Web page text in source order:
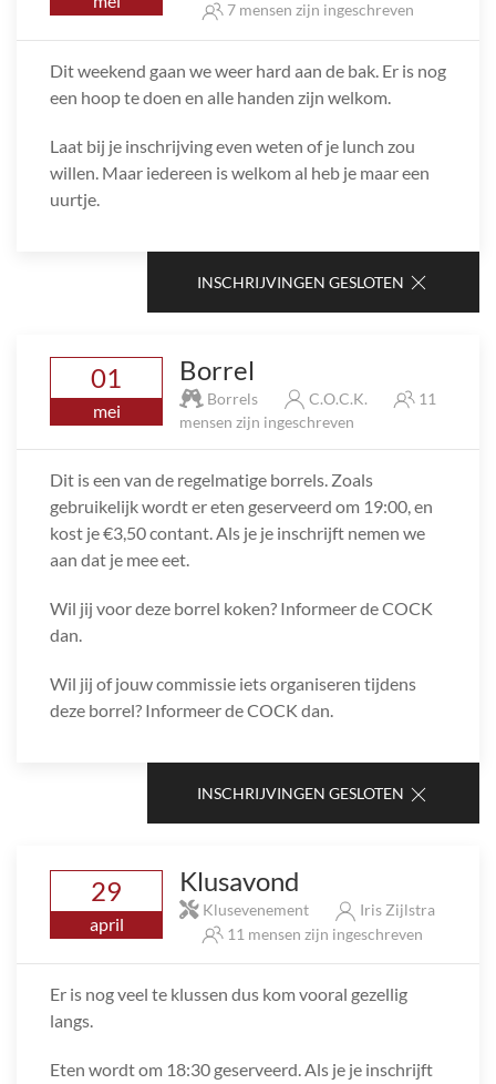
7 mensen zijn ingeschreven
Dit weekend gaan we weer hard aan de bak. Er is nog
een hoop te doen en alle handen zijn welkom.
Laat bij je inschrijving even weten of je lunch zou
willen. Maar iedereen is welkom al heb je maar een
uurtje.
INSCHRIJVINGEN GESLOTEN
01
mei
Borrel
Borrels C.O.C.K.
11
mensen zijn ingeschreven
Dit is een van de regelmatige borrels. Zoals
gebruikelijk wordt er eten geserveerd om 19:00, en
kost je €3,50 contant. Als je je inschrijft nemen we
aan dat je mee eet.
Wil jij voor deze borrel koken? Informeer de COCK
dan.
Wil jij of jouw commissie iets organiseren tijdens
deze borrel? Informeer de COCK dan.
INSCHRIJVINGEN GESLOTEN
29
april
Klusavond
Klusevenement
Iris Zijlstra
11 mensen zijn ingeschreven
Er is nog veel te klussen dus kom vooral gezellig
langs.
Eten wordt om 18:30 geserveerd. Als je je inschrijft